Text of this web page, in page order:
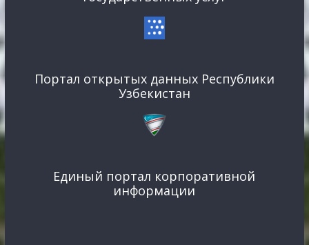
Портал открытых данных Республики
Узбекистан
Единый портал корпоративной
информации